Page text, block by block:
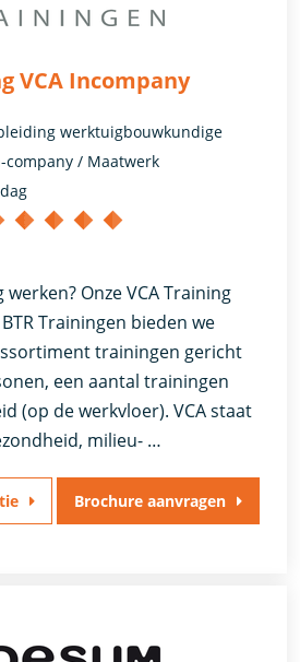
VCA Incompany
werken? Onze VCA Training
Trainingen bieden we
trainingen gericht
een aantal trainingen
(op de werkvloer). VCA staat
milieu- …
werktuigbouwkundige
company / Maatwerk
Brochure aanvragen